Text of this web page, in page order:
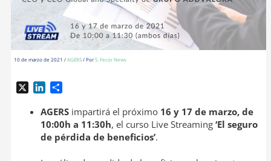
10 de marzo de 2021 /AGERS/ PorS. Fecor News
n
k
e
m
p
a
AGERS impartirá el próximo 16 y 17 de marzo, de
10:00h a 11:30h, el curso Live Streaming ‘El seguro
de pérdida de beneficios’.